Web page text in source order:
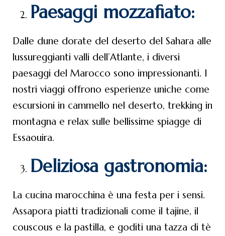
Paesaggi mozzafiato:
Dalle dune dorate del deserto del Sahara alle
lussureggianti valli dell’Atlante, i diversi
paesaggi del Marocco sono impressionanti. I
nostri viaggi offrono esperienze uniche come
escursioni in cammello nel deserto, trekking in
montagna e relax sulle bellissime spiagge di
Essaouira.
Deliziosa gastronomia:
La cucina marocchina è una festa per i sensi.
Assapora piatti tradizionali come il tajine, il
couscous e la pastilla, e goditi una tazza di tè